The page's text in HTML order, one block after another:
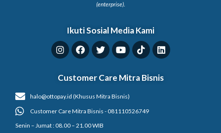
(enterprise).
Ikuti Sosial Media Kami
Customer Care Mitra Bisnis
halo@ottopay.id (Khusus Mitra Bisnis)
Customer Care Mitra Bisnis - 081110526749
Senin – Jumat : 08.00 – 21.00 WIB